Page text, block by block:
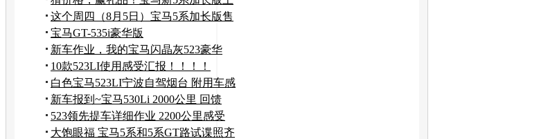
市价格有奖竞猜
这个周四（8月5日）宝马5系加长版售
价对外发布
宝马GT-535i豪华版
新车作业，我的宝马闪晶灰523豪华
版，多图。
10款523LI使用感受汇报！！！！
白色宝马523LI宁波自驾烟台 附用车感
受
新车报到~宝马530Li 2000公里 回馈
523领先提车详细作业 2200公里感受
大饱眼福 宝马5系和5系GT路试谍照齐